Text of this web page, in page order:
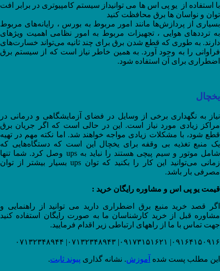
با استفاده از یو پی اس ها می توانیداز سیستم کامپیوتری در برابر افت
توان و نواسان ها برق محافظت کنید
بسیاری از پردازش‌ها مانند امور مربوط به بورس ، رایانه‌های مربوط
به ترددهای هوایی ، تجهیزات مربوط به امور نظامی اهمیت ویژه‎ای
دارند. به طوری که قطع شدن برق برای چند ثانیه می‌تواند خسارت‌های
فراوانی را به وجود آورد. به همین خاطر نیاز است که از سیستم برق
اضطراری برای آن استفاده شود.
یخچال
نیاز به نگهداری برخی از وسایل در فضای آزمایشگاهی و درمانی در
مراکز زیادی مورد نیاز است. این در حالی است که اگر جریان برق
قطع شود، با مشکلات زیادی مواجه خواهند شد. اما نکته مهم در تهیه
یک منبع تغذیه بی وقفه برای یخچال این است که دستگاه‌هایی که
شامل موتور و سیم پیچی هستند را نباید به ups وصل کرد. شما تنها
زمانی می‌توانید این کار را بکنید که توان ups بسیار بیشتر از توان
مصرفی بار باشد.
قیمت یو پی اس و مشاوره رایگان خرید :
اگر قصد خرید منبع برق اضطراری دارید می توانید از راهنمایی و
مشاوره قبل از خرید کارشناسان ما به صورت رایگان استفاده کنید
جهت تماس با ما از راههای ارتباطی زیر اقدام فرمایید.
۰۹۱۶۴۱۵۰۹۱۶| ۰۹۱۷۳۱۵۱۶۲۱| ۰۷۱۳۲۳۴۸۹۴۳| ۰۷۱۳۲۳۴۸۹۴۴
این مطلب پست شده آموزش. نشانه گذاری پیوند ثابت.